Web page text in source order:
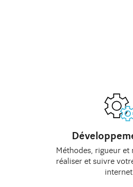
Méthodes, rigueur et
réaliser et suivre
internet